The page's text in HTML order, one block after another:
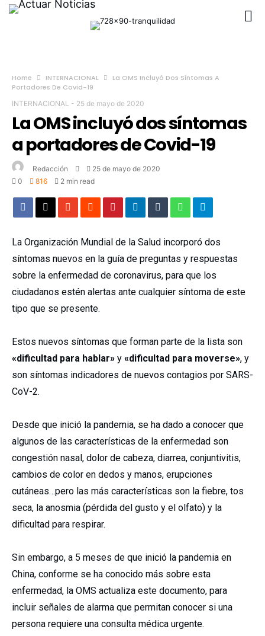
Home INTERNACIONAL
La OMS Incluyó Dos Síntomas A
Portadores De Covid-19
INTERNACIONAL - 25 de mayo de 2020
La OMS incluyó dos síntomas
a portadores de Covid-19
Redacción
25 de mayo de 2020
0
816 2 min read
La Organización Mundial de la Salud incorporó dos
síntomas nuevos en la guía de preguntas y respuestas
sobre la enfermedad de coronavirus, para que los
ciudadanos estén alertas ante cualquier síntoma de este
tipo que se presente.
Estos nuevos síntomas que forman parte de la lista son
«dificultad para hablar» y «dificultad para moverse», y
son síntomas indicadores de nuevos contagios por SARS-
CoV-2.
Desde que inició la pandemia, se ha dado a conocer que
algunos de las características de la enfermedad son
congestión nasal, dolor de cabeza, diarrea, conjuntivitis,
cambios de color en dedos y manos, erupciones
cutáneas…pero las más características son la fiebre, tos
seca, la anosmia (pérdida del gusto y el olfato) y la
dificultad para respirar.
Sin embargo, a 5 meses de que inició la pandemia en
China, conforme se ha conocido más sobre esta
enfermedad, la OMS actualiza este documento, para
incluir señales de alarma que permitan conocer si una
persona requiere una consulta médica urgente.